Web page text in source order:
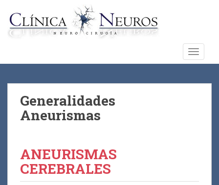
Generalidades
Aneurismas
ANEURISMAS
CEREBRALES